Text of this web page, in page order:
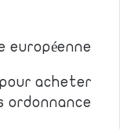
européenne
acheter
ordonnance